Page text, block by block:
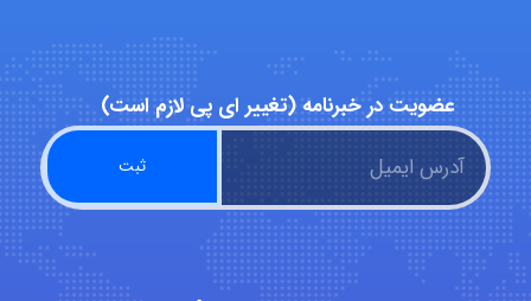
hosein abdolvand
Kati
emami
عضویت در خبرنامه (تغییر ای پی لازم است)